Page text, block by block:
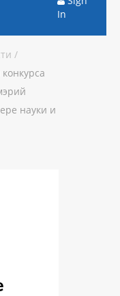
In
/
науки и